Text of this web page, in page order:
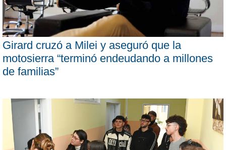
Girard cruzó a Milei y aseguró que la
motosierra “terminó endeudando a millones
de familias”